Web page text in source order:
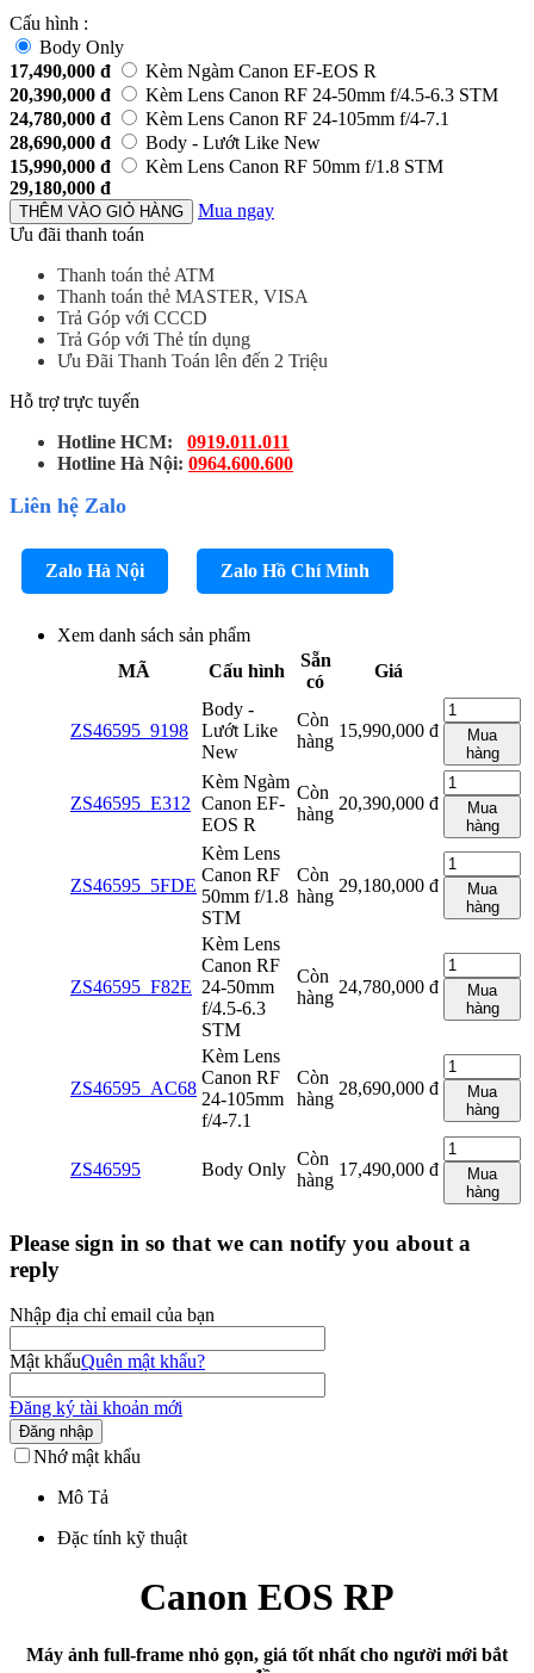
Cấu hình :
Body Only
17,490,000 đ
Kèm Ngàm Canon EF-EOS R
20,390,000 đ
Kèm Lens Canon RF 24-50mm f/4.5-6.3 STM
24,780,000 đ
Kèm Lens Canon RF 24-105mm f/4-7.1
28,690,000 đ
Body - Lướt Like New
15,990,000 đ
Kèm Lens Canon RF 50mm f/1.8 STM
29,180,000 đ
THÊM VÀO GIỎ HÀNG
Mua ngay
Ưu đãi thanh toán
Thanh toán thẻ ATM
Thanh toán thẻ MASTER, VISA
Trả Góp với CCCD
Trả Góp với Thẻ tín dụng
Ưu Đãi Thanh Toán lên đến 2 Triệu
Hỗ trợ trực tuyến
Hotline HCM: 0919.011.011
Hotline Hà Nội: 0964.600.600
Liên hệ Zalo
Zalo Hà Nội Zalo Hồ Chí Minh
Xem danh sách sản phẩm
MÃ
Cấu hình
Sẵn
có
Giá
ZS46595_9198
Body -
Lướt Like
New
Còn
hàng
15,990,000 đ
Mua
hàng
ZS46595_E312
Kèm Ngàm
Canon EF-
EOS R
Còn
hàng
20,390,000 đ
Mua
hàng
ZS46595_5FDE
Kèm Lens
Canon RF
50mm f/1.8
STM
Còn
hàng
29,180,000 đ
Mua
hàng
ZS46595_F82E
Kèm Lens
Canon RF
24-50mm
f/4.5-6.3
STM
Còn
hàng
24,780,000 đ
Mua
hàng
ZS46595_AC68
Kèm Lens
Canon RF
24-105mm
f/4-7.1
Còn
hàng
28,690,000 đ
Mua
hàng
ZS46595 Body Only
Còn
hàng
17,490,000 đ
Mua
hàng
Please sign in so that we can notify you about a
reply
Nhập địa chỉ email của bạn
Mật khẩuQuên mật khẩu?
Đăng ký tài khoản mới
Đăng nhập
Nhớ mật khẩu
Mô Tả
Đặc tính kỹ thuật
Canon EOS RP
Máy ảnh full-frame nhỏ gọn, giá tốt nhất cho người mới bắt